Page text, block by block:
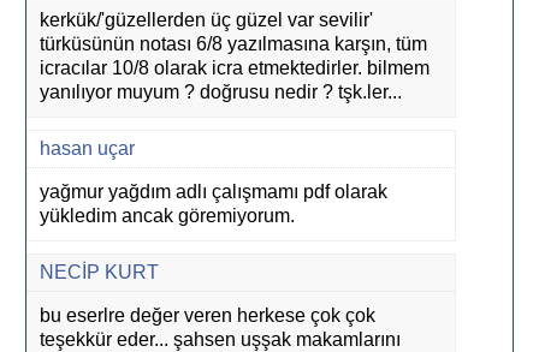
kerkük/'güzellerden üç güzel var sevilir'
türküsünün notası 6/8 yazılmasına karşın, tüm
icracılar 10/8 olarak icra etmektedirler. bilmem
yanılıyor muyum ? doğrusu nedir ? tşk.ler...
hasan uçar
yağmur yağdım adlı çalışmamı pdf olarak
yükledim ancak göremiyorum.
NECİP KURT
bu eserlre değer veren herkese çok çok
teşekkür eder... şahsen uşşak makamlarını